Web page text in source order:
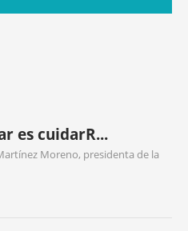
es cuidarR...
Moreno, presidenta de la